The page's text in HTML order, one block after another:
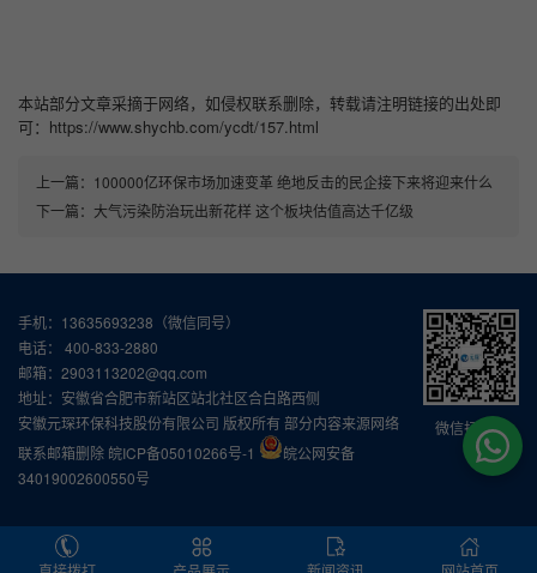
本站部分文章采摘于网络，如侵权联系删除，转载请注明链接的出处即
可：https://www.shychb.com/ycdt/157.html
上一篇： 100000亿环保市场加速变革 绝地反击的民企接下来将迎来什么
下一篇： 大气污染防治玩出新花样 这个板块估值高达千亿级
微信扫一扫
手机：13635693238（微信同号）
电话： 400-833-2880
邮箱：2903113202@qq.com
地址：安徽省合肥市新站区站北社区合白路西侧
安徽元琛环保科技股份有限公司 版权所有 部分内容来源网络
联系邮箱删除 皖ICP备05010266号-1
皖公网安备
34019002600550号